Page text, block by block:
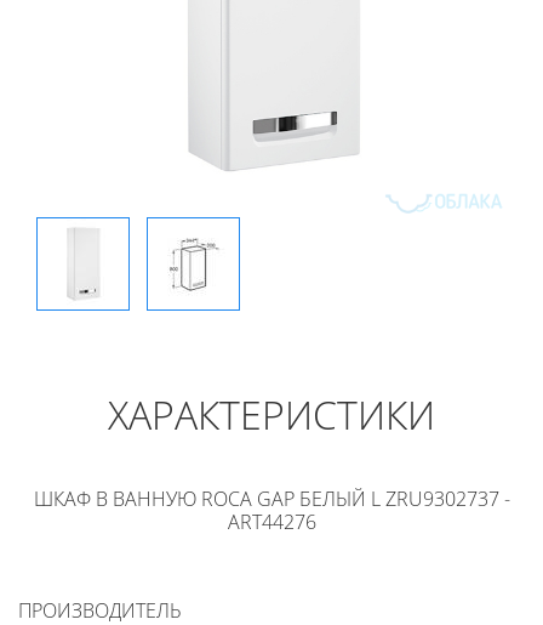
ХАРАКТЕРИСТИКИ
ШКАФ В ВАННУЮ ROCA GAP БЕЛЫЙ L ZRU9302737 -
ART44276
ПРОИЗВОДИТЕЛЬ